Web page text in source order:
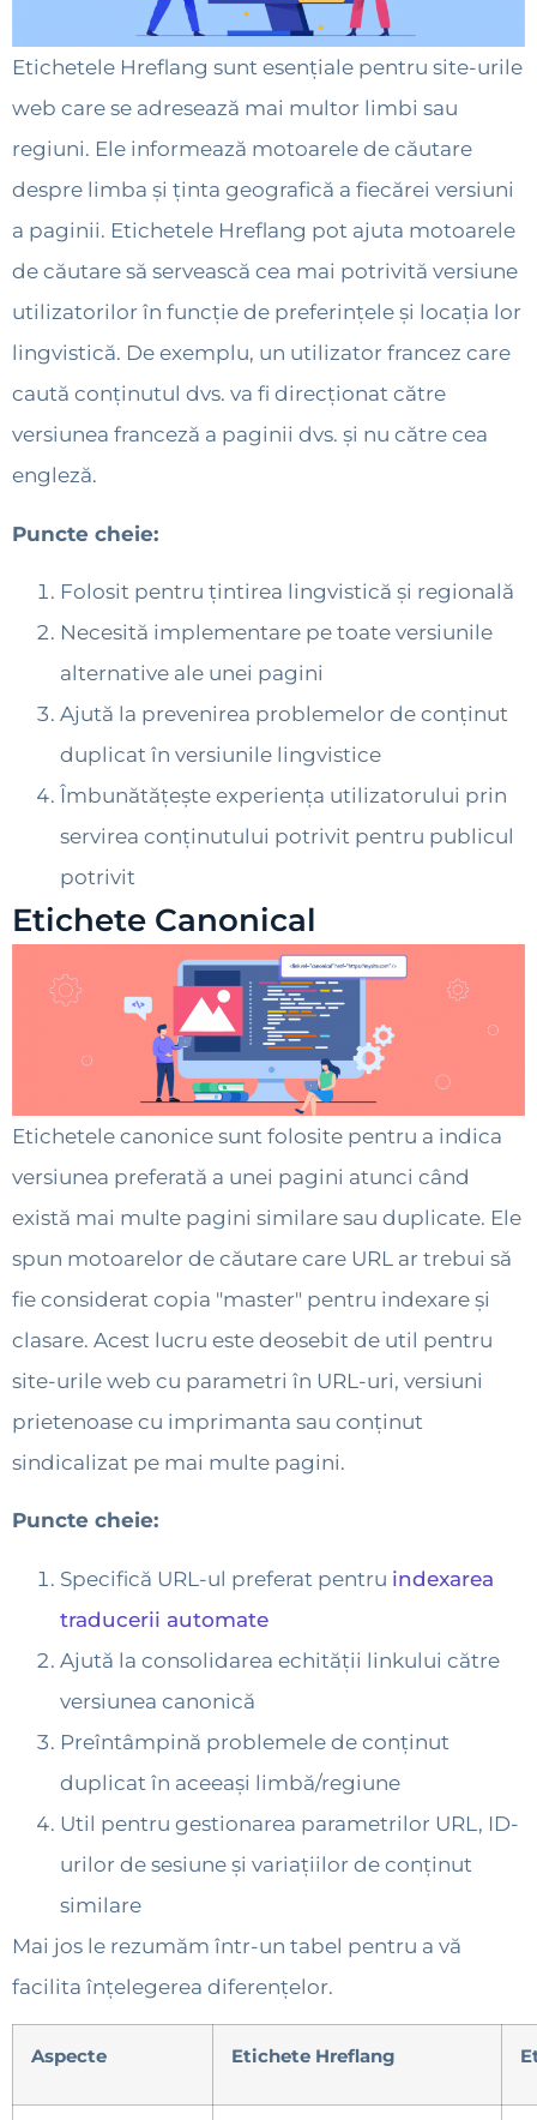
Etichetele Hreflang sunt esențiale pentru site-urile
web care se adresează mai multor limbi sau
regiuni. Ele informează motoarele de căutare
despre limba și ținta geografică a fiecărei versiuni
a paginii. Etichetele Hreflang pot ajuta motoarele
de căutare să servească cea mai potrivită versiune
utilizatorilor în funcție de preferințele și locația lor
lingvistică. De exemplu, un utilizator francez care
caută conținutul dvs. va fi direcționat către
versiunea franceză a paginii dvs. și nu către cea
engleză.
Puncte cheie:
Folosit pentru țintirea lingvistică și regională
Necesită implementare pe toate versiunile
alternative ale unei pagini
Ajută la prevenirea problemelor de conținut
duplicat în versiunile lingvistice
Îmbunătățește experiența utilizatorului prin
servirea conținutului potrivit pentru publicul
potrivit
Etichete Canonical
Etichetele canonice sunt folosite pentru a indica
versiunea preferată a unei pagini atunci când
există mai multe pagini similare sau duplicate. Ele
spun motoarelor de căutare care URL ar trebui să
fie considerat copia "master" pentru indexare și
clasare. Acest lucru este deosebit de util pentru
site-urile web cu parametri în URL-uri, versiuni
prietenoase cu imprimanta sau conținut
sindicalizat pe mai multe pagini.
Puncte cheie:
Specifică URL-ul preferat pentru indexarea
traducerii automate
Ajută la consolidarea echității linkului către
versiunea canonică
Preîntâmpină problemele de conținut
duplicat în aceeași limbă/regiune
Util pentru gestionarea parametrilor URL, ID-
urilor de sesiune și variațiilor de conținut
similare
Mai jos le rezumăm într-un tabel pentru a vă
facilita înțelegerea diferențelor.
Aspecte Etichete Hreflang